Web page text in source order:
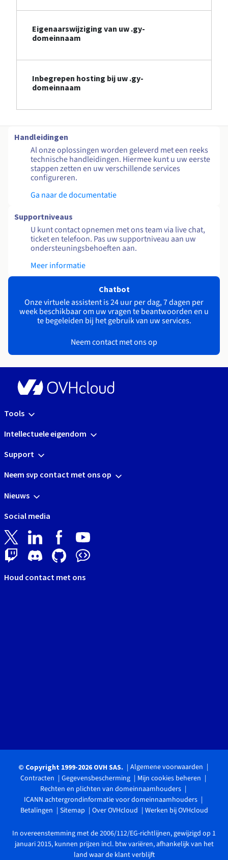
Eigenaarswijziging van uw .gy-
domeinnaam
Inbegrepen hosting bij uw .gy-
domeinnaam
Handleidingen
Al onze oplossingen worden geleverd met een reeks
technische handleidingen. Hiermee kunt u uw eerste
stappen zetten en uw verschillende services
configureren.
Ga naar de documentatie
Supportniveaus
U kunt contact opnemen met ons team via live chat,
ticket en telefoon. Pas uw supportniveau aan uw
ondersteuningsbehoeften aan.
Meer informatie
Chatbot
Onze virtuele assistent is 24 uur per dag, 7 dagen per
week beschikbaar om uw vragen te beantwoorden en u
te begeleiden bij het gebruik van uw services.
Neem contact met ons op
Tools
Intellectuele eigendom
Support
Neem svp contact met ons op
Nieuws
Social media
Houd contact met ons
© Copyright 1999-2026 OVH SAS.
Algemene voorwaarden
Contracten
Gegevensbescherming
Mijn cookies beheren
Rechten en plichten van domeinnaamhouders
ICANN achtergrondinformatie voor domeinnaamhouders
Betalingen
Sitemap Over OVHcloud Werken bij OVHcloud
In overeenstemming met de 2006/112/EG-richtlijnen, gewijzigd op 1
januari 2015, kunnen prijzen incl. btw variëren, afhankelijk van het
land waar de klant verblijft